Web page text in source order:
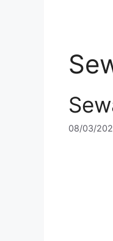
08/03/